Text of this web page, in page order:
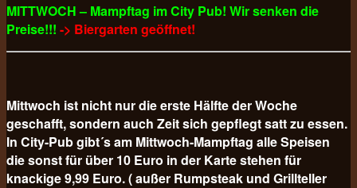
MITTWOCH – Mampftag im City Pub! Wir senken die
Preise!!! -> Biergarten geöffnet!
Mittwoch ist nicht nur die erste Hälfte der Woche
geschafft, sondern auch Zeit sich gepflegt satt zu essen.
In City-Pub gibt´s am Mittwoch-Mampftag alle Speisen
die sonst für über 10 Euro in der Karte stehen für
knackige 9,99 Euro. ( außer Rumpsteak und Grillteller